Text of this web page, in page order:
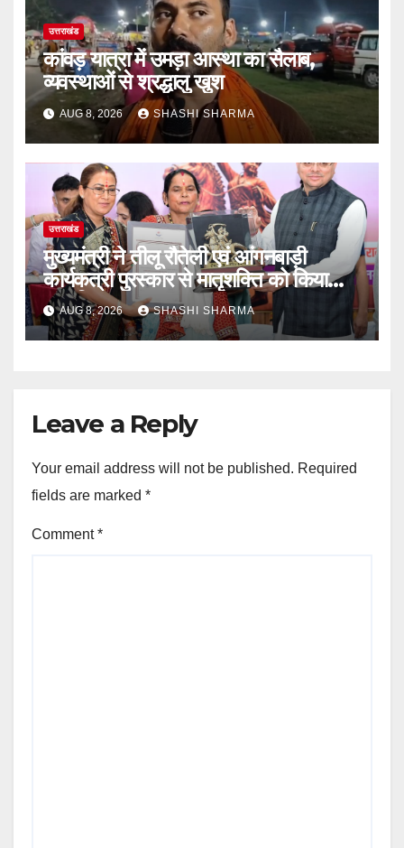
उत्तराखंड
कांवड़ यात्रा में उमड़ा आस्था का सैलाब,
व्यवस्थाओं से श्रद्धालु खुश
AUG 8, 2026 SHASHI SHARMA
उत्तराखंड
मुख्यमंत्री ने तीलू रौतेली एवं आंगनबाड़ी
कार्यकत्री पुरस्कार से मातृशक्ति को किया
सम्मानित
AUG 8, 2026 SHASHI SHARMA
Leave a Reply
Your email address will not be published. Required
fields are marked *
Comment*